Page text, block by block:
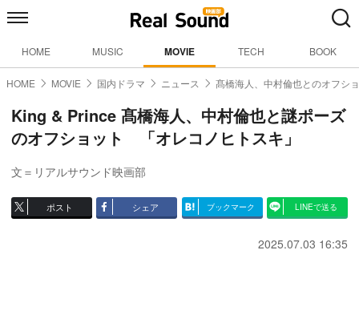
HOME MUSIC MOVIE TECH BOOK
HOME MOVIE 国内ドラマ ニュース 髙橋海人、中村倫也とのオフシ
King & Prince 髙橋海人、中村倫也と謎ポーズ
のオフショット 「オレコノヒトスキ」
文＝リアルサウンド映画部
ポスト シェア ブックマーク LINEで送る
2025.07.03 16:35